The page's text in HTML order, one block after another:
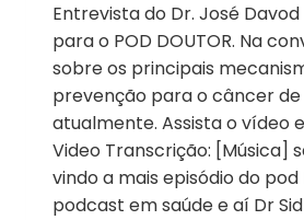
Entrevista do Dr. José
para o POD DOUTOR. Na
sobre os principais
prevenção para o câncer
atualmente. Assista o vídeo
Video Transcrição: [Música]
vindo a mais episódio do
podcast em saúde e aí Dr